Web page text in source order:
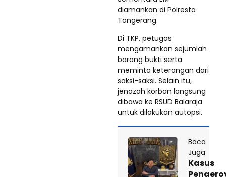
diamankan di Polresta
Tangerang.
Di TKP, petugas
mengamankan sejumlah
barang bukti serta
meminta keterangan dari
saksi-saksi. Selain itu,
jenazah korban langsung
dibawa ke RSUD Balaraja
untuk dilakukan autopsi.
Baca
Juga
Kasus